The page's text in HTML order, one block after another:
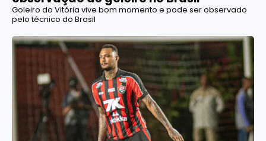
Goleiro do Vitória vive bom momento e pode ser observado
pelo técnico do Brasil